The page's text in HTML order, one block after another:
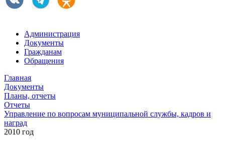
Администрация
Документы
Гражданам
Обращения
Главная
Документы
Планы, отчеты
Отчеты
Управление по вопросам муниципальной службы, кадров и
наград
2010 год